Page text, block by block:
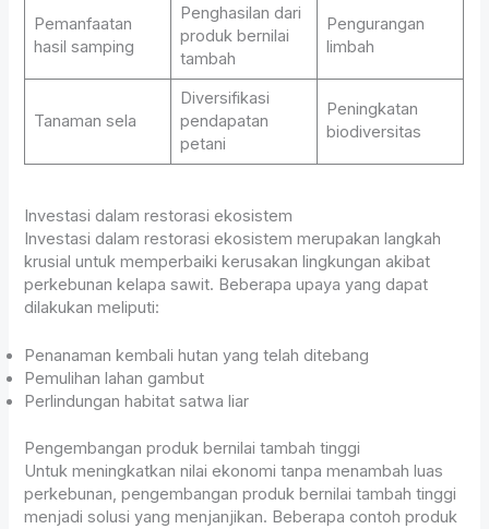
Pemanfaatan
hasil samping
Penghasilan dari
produk bernilai
tambah
Pengurangan
limbah
Tanaman sela
Diversifikasi
pendapatan
petani
Peningkatan
biodiversitas
Investasi dalam restorasi ekosistem
Investasi dalam restorasi ekosistem merupakan langkah
krusial untuk memperbaiki kerusakan lingkungan akibat
perkebunan kelapa sawit. Beberapa upaya yang dapat
dilakukan meliputi:
Penanaman kembali hutan yang telah ditebang
Pemulihan lahan gambut
Perlindungan habitat satwa liar
Pengembangan produk bernilai tambah tinggi
Untuk meningkatkan nilai ekonomi tanpa menambah luas
perkebunan, pengembangan produk bernilai tambah tinggi
menjadi solusi yang menjanjikan. Beberapa contoh produk